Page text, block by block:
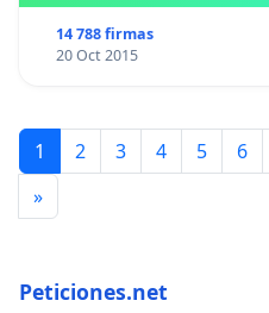
14 788 firmas
20 Oct 2015
1 2 3 4 5 6
»
Peticiones.net